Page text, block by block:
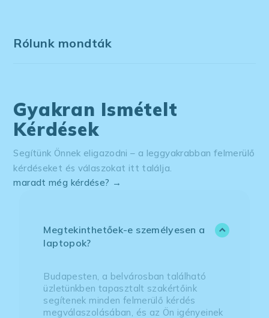
Rólunk mondták
Gyakran Ismételt
Kérdések
Segítünk Önnek eligazodni – a leggyakrabban felmerülő
kérdéseket és válaszokat itt találja.
maradt még kérdése? →
Megtekinthetőek-e személyesen a
laptopok?
Budapesten, a belvárosban található
üzletünkben tapasztalt szakértőink
segítenek minden felmerülő kérdés
megválaszolásában, és az Ön igényeinek